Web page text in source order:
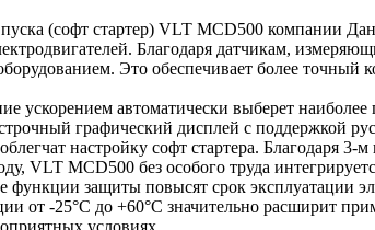
(софт стартер) VLT MCD500 компании
Благодаря датчикам,
Это обеспечивает более точный
ускорением автоматически выберет наиболее
графический дисплей с поддержкой
настройку софт стартера. Благодаря
VLT MCD500 без особого труда
защиты повысят срок эксплуатации
от -25°С до +60°С значительно расширит